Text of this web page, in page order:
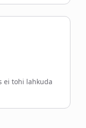
ei tohi lahkuda